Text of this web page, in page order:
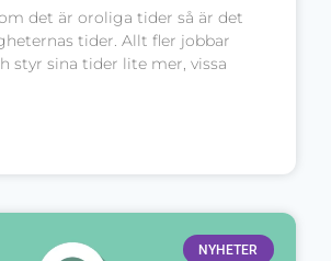
det är oroliga tider så är det
tider. Allt fler jobbar
styr sina tider lite mer, vissa
NYHETER